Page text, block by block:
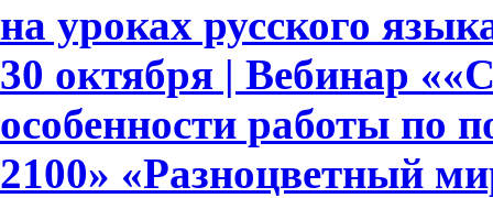
на уроках русского
30 октября | Вебинар
особенности работы по
2100» «Разноцветный